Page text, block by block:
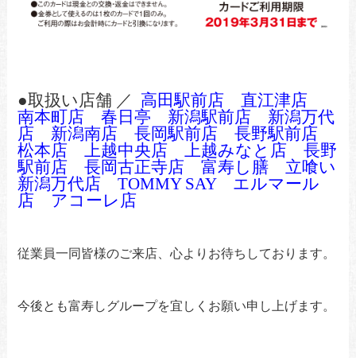
●取扱い店舗 ／ 高田駅前店
直江津店
南本町店
春日亭 新潟駅前店
新潟万代
店
新潟南店 長岡駅前店
長野駅前店
松本店
上越中央店 上越みなと店
長野
駅前店
長岡古正寺店 富寿し膳
立喰い
新潟万代店
TOMMY SAY
エルマール
店
アコーレ店
従業員一同皆様のご来店、心よりお待ちしております。
今後とも富寿しグループを宜しくお願い申し上げます。